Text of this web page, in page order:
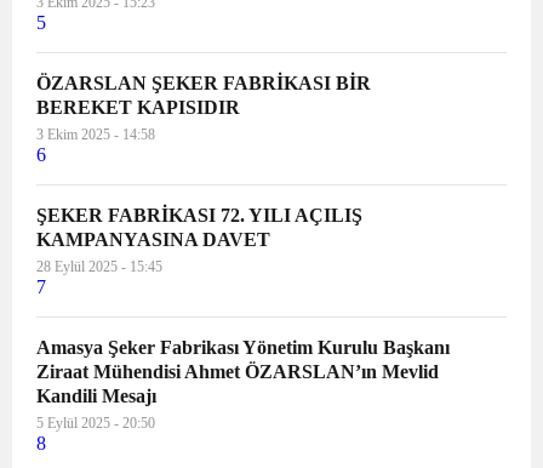
5
ÖZARSLAN ŞEKER FABRİKASI BİR
BEREKET KAPISIDIR
3 Ekim 2025 - 14:58
6
ŞEKER FABRİKASI 72. YILI AÇILIŞ
KAMPANYASINA DAVET
28 Eylül 2025 - 15:45
7
Amasya Şeker Fabrikası Yönetim Kurulu Başkanı
Ziraat Mühendisi Ahmet ÖZARSLAN’ın Mevlid
Kandili Mesajı
5 Eylül 2025 - 20:50
8